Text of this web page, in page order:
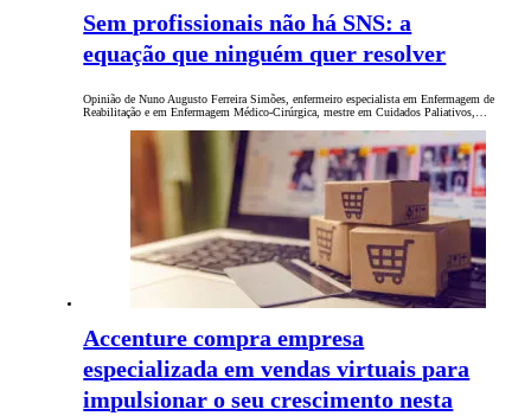
Sem profissionais não há SNS: a
equação que ninguém quer resolver
Opinião de Nuno Augusto Ferreira Simões, enfermeiro especialista em Enfermagem de
Reabilitação e em Enfermagem Médico-Cirúrgica, mestre em Cuidados Paliativos,…
Accenture compra empresa
especializada em vendas virtuais para
impulsionar o seu crescimento nesta